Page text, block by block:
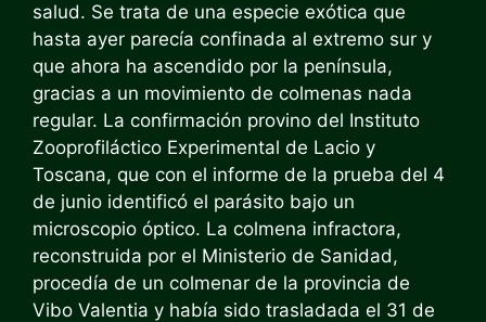
salud. Se trata de una especie exótica que
hasta ayer parecía confinada al extremo sur y
que ahora ha ascendido por la península,
gracias a un movimiento de colmenas nada
regular. La confirmación provino del Instituto
Zooprofiláctico Experimental de Lacio y
Toscana, que con el informe de la prueba del 4
de junio identificó el parásito bajo un
microscopio óptico. La colmena infractora,
reconstruida por el Ministerio de Sanidad,
procedía de un colmenar de la provincia de
Vibo Valentia y había sido trasladada el 31 de